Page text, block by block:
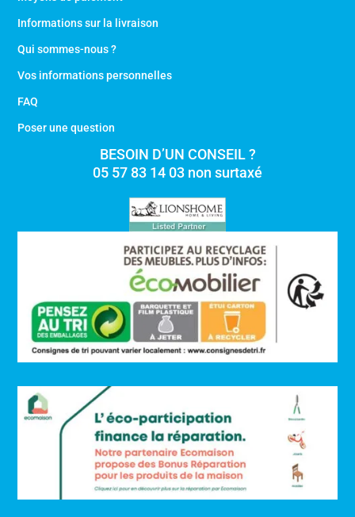
Informations sur la livraison
Qui sommes-nous ?
Vos informations personnelles
FAQ
Poser une question
BESOIN D’UN CONSEIL ?
05 57 83 14 03 non surtaxé